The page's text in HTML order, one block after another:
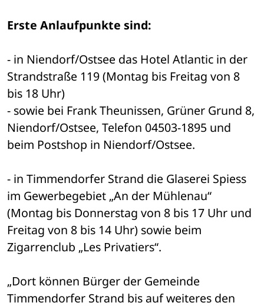
Erste Anlaufpunkte sind:
- in Niendorf/Ostsee das Hotel Atlantic in der
Strandstraße 119 (Montag bis Freitag von 8
bis 18 Uhr)
- sowie bei Frank Theunissen, Grüner Grund 8,
Niendorf/Ostsee, Telefon 04503-1895 und
beim Postshop in Niendorf/Ostsee.
- in Timmendorfer Strand die Glaserei Spiess
im Gewerbegebiet „An der Mühlenau“
(Montag bis Donnerstag von 8 bis 17 Uhr und
Freitag von 8 bis 14 Uhr) sowie beim
Zigarrenclub „Les Privatiers“.
„Dort können Bürger der Gemeinde
Timmendorfer Strand bis auf weiteres den